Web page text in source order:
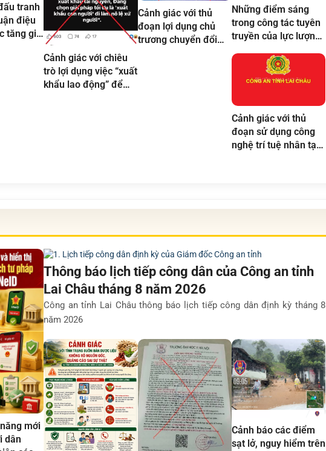
tranh
điệu
tăng giá
Cảnh giác với chiêu
trò lợi dụng việc “xuất
khẩu lao động” để
Cảnh giác với thủ
đoạn lợi dụng chủ
trương chuyển đổi
Những điểm sáng
trong công tác tuyên
truyền của lực lượng
Cảnh giác với thủ
đoạn sử dụng công
nghệ trí tuệ nhân tạo
Thông báo lịch tiếp công dân của Công an tỉnh
Lai Châu tháng 8 năm 2026
Công an tỉnh Lai Châu thông báo lịch tiếp công dân định kỳ tháng 8
năm 2026
Cảnh báo các điểm
sạt lở, nguy hiểm trên
mới
dân